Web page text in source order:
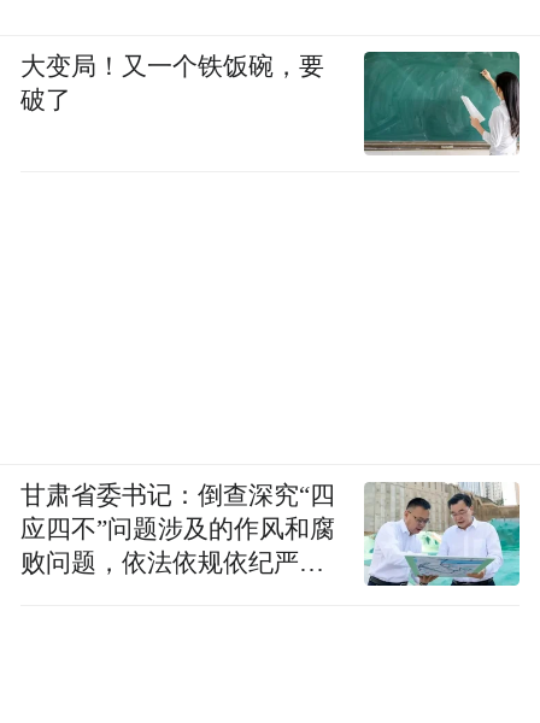
大变局！又一个铁饭碗，要
破了
甘肃省委书记：倒查深究“四
应四不”问题涉及的作风和腐
败问题，依法依规依纪严肃